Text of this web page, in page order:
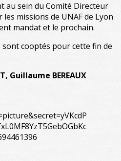
au sein du Comité Directeur
missions de UNAF de Lyon
mandat et le prochain.
cooptés pour cette fin de
Guillaume BEREAUX